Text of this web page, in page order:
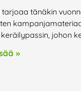
tarjoaa tänäkin
johon
»